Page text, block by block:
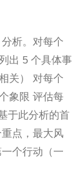
析。对每个
出 5 个具体事
关） 对每个
象限 评估每
于此分析的首
点，最大风
个行动（一